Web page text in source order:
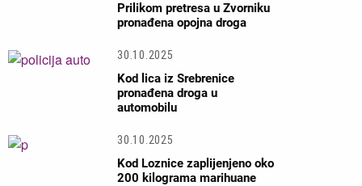
Prilikom pretresa u Zvorniku
pronađena opojna droga
30.10.2025
Kod lica iz Srebrenice
pronađena droga u
automobilu
30.10.2025
Kod Loznice zaplijenjeno oko
200 kilograma marihuane